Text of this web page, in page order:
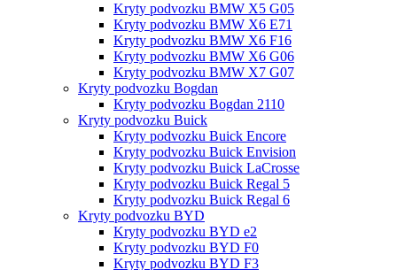
Kryty podvozku BMW X5 G05
Kryty podvozku BMW X6 E71
Kryty podvozku BMW X6 F16
Kryty podvozku BMW X6 G06
Kryty podvozku BMW X7 G07
Kryty podvozku Bogdan
Kryty podvozku Bogdan 2110
Kryty podvozku Buick
Kryty podvozku Buick Encore
Kryty podvozku Buick Envision
Kryty podvozku Buick LaCrosse
Kryty podvozku Buick Regal 5
Kryty podvozku Buick Regal 6
Kryty podvozku BYD
Kryty podvozku BYD e2
Kryty podvozku BYD F0
Kryty podvozku BYD F3